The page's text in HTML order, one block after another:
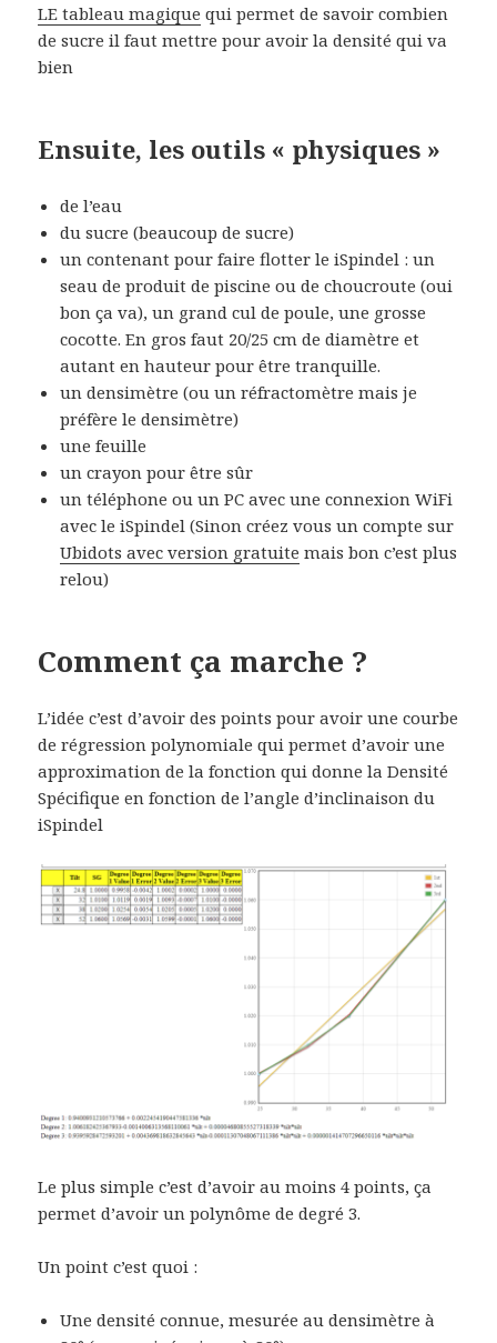
LE tableau magique qui permet de savoir combien
de sucre il faut mettre pour avoir la densité qui va
bien
Ensuite, les outils « physiques »
de l’eau
du sucre (beaucoup de sucre)
un contenant pour faire flotter le iSpindel : un
seau de produit de piscine ou de choucroute (oui
bon ça va), un grand cul de poule, une grosse
cocotte. En gros faut 20/25 cm de diamètre et
autant en hauteur pour être tranquille.
un densimètre (ou un réfractomètre mais je
préfère le densimètre)
une feuille
un crayon pour être sûr
un téléphone ou un PC avec une connexion WiFi
avec le iSpindel (Sinon créez vous un compte sur
Ubidots avec version gratuite mais bon c’est plus
relou)
Comment ça marche ?
L’idée c’est d’avoir des points pour avoir une courbe
de régression polynomiale qui permet d’avoir une
approximation de la fonction qui donne la Densité
Spécifique en fonction de l’angle d’inclinaison du
iSpindel
Le plus simple c’est d’avoir au moins 4 points, ça
permet d’avoir un polynôme de degré 3.
Un point c’est quoi :
Une densité connue, mesurée au densimètre à